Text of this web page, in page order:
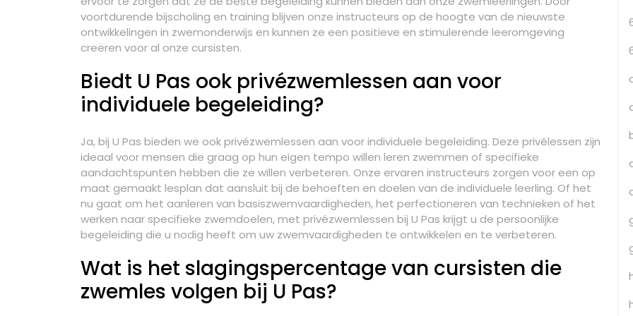
voortdurende bijscholing en training blijven onze instructeurs op de hoogte van de nieuwste
ontwikkelingen in zwemonderwijs en kunnen ze een positieve en stimulerende leeromgeving
creëren voor al onze cursisten.
Biedt U Pas ook privézwemlessen aan voor
individuele begeleiding?
Ja, bij U Pas bieden we ook privézwemlessen aan voor individuele begeleiding. Deze privélessen zijn
ideaal voor mensen die graag op hun eigen tempo willen leren zwemmen of specifieke
aandachtspunten hebben die ze willen verbeteren. Onze ervaren instructeurs zorgen voor een op
maat gemaakt lesplan dat aansluit bij de behoeften en doelen van de individuele leerling. Of het
nu gaat om het aanleren van basiszwemvaardigheden, het perfectioneren van technieken of het
werken naar specifieke zwemdoelen, met privézwemlessen bij U Pas krijgt u de persoonlijke
begeleiding die u nodig heeft om uw zwemvaardigheden te ontwikkelen en te verbeteren.
Wat is het slagingspercentage van cursisten die
zwemles volgen bij U Pas?